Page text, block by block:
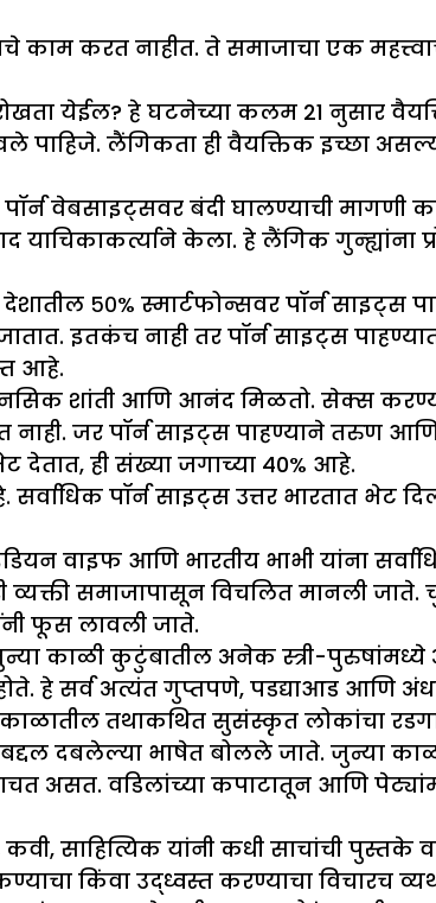
काम करत नाहीत. ते समाजाचा एक
येईल? हे घटनेच्या कलम 21 नुसार
पाहिजे. लैंगिकता ही वैयक्तिक इच्छा
वेबसाइट्सवर बंदी घालण्याची मागणी
केला. हे लैंगिक गुन्ह्यांना
५०% स्मार्टफोन्सवर पॉर्न साइट्स
इतकंच नाही तर पॉर्न साइट्स
आहे.
शांती आणि आनंद मिळतो. सेक्स
नाही. जर पॉर्न साइट्स पाहण्याने तरुण
देतात, ही संख्या जगाच्या 40% आहे.
पॉर्न साइट्स उत्तर भारतात भेट
वाइफ आणि भारतीय भाभी यांना
समाजापासून विचलित मानली जाते.
फूस लावली जाते.
काळी कुटुंबातील अनेक स्त्री-पुरुषांमध्ये
हे सर्व अत्यंत गुप्तपणे, पडद्याआड आणि
तथाकथित सुसंस्कृत लोकांचा
दबलेल्या भाषेत बोलले जाते. जुन्या
असत. वडिलांच्या कपाटातून आणि
साहित्यिक यांनी कधी साचांची पुस्तके
किंवा उद्ध्वस्त करण्याचा विचारच